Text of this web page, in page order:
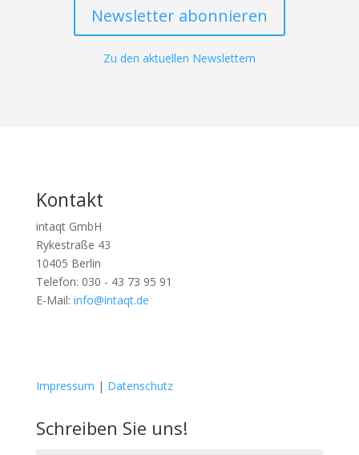
Newsletter abonnieren
Zu den aktuellen Newslettern
Kontakt
intaqt GmbH
Rykestraße 43
10405 Berlin
Telefon: 030 - 43 73 95 91
E-Mail: info@intaqt.de
o
l
e
n
l
n
Impressum | Datenschutz
Schreiben Sie uns!